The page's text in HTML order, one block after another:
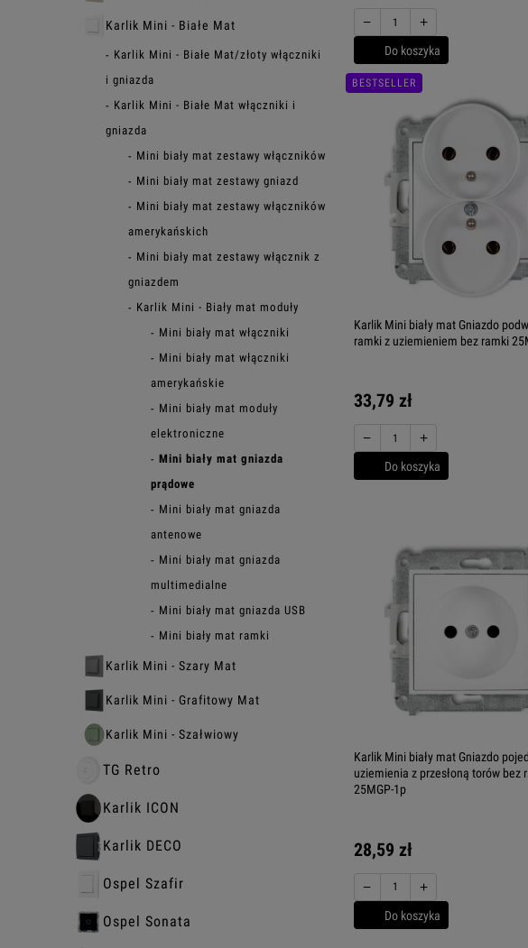
Karlik Mini - Białe Mat
Karlik Mini - Białe Mat/złoty włączniki
i gniazda
Karlik Mini - Białe Mat włączniki i
gniazda
Mini biały mat zestawy włączników
Mini biały mat zestawy gniazd
Mini biały mat zestawy włączników
amerykańskich
Mini biały mat zestawy włącznik z
gniazdem
Karlik Mini - Biały mat moduły
Mini biały mat włączniki
Mini biały mat włączniki
amerykańskie
Mini biały mat moduły
elektroniczne
Mini biały mat gniazda
prądowe
Mini biały mat gniazda
antenowe
Mini biały mat gniazda
multimedialne
Mini biały mat gniazda USB
Mini biały mat ramki
Karlik Mini - Szary Mat
Karlik Mini - Grafitowy Mat
Karlik Mini - Szałwiowy
TG Retro
Karlik ICON
Karlik DECO
Ospel Szafir
Ospel Sonata
− +
Do koszyka
Karlik Mini biały mat Gniazdo
ramki z uziemieniem bez ramki
33,79 zł
− +
Do koszyka
BESTSELLER
Karlik Mini biały mat Gniazdo
uziemienia z przesłoną torów bez
25MGP-1p
28,59 zł
− +
Do koszyka